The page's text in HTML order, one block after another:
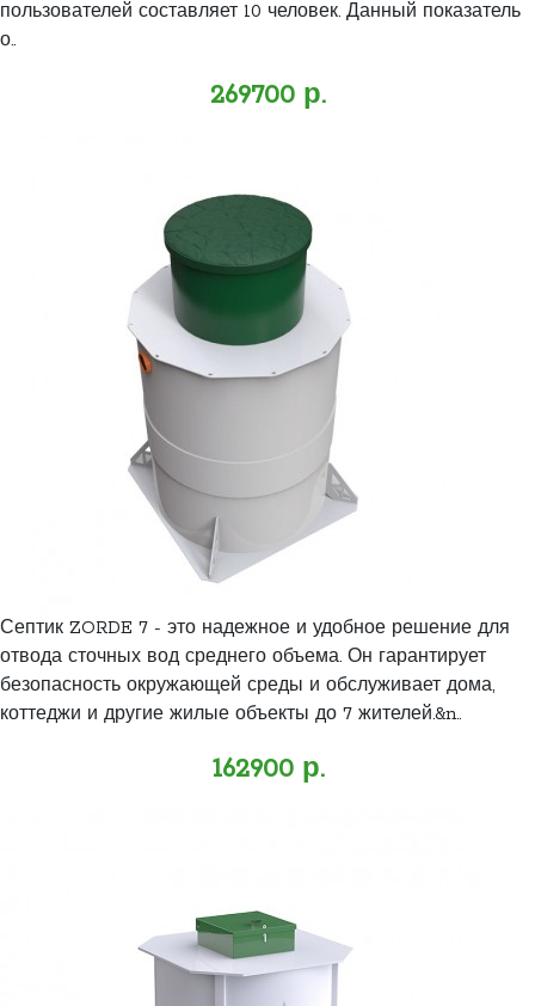
пользователей составляет 10 человек. Данный показатель
о..
269700 р.
Септик ZORDE 7 - это надежное и удобное решение для
отвода сточных вод среднего объема. Он гарантирует
безопасность окружающей среды и обслуживает дома,
коттеджи и другие жилые объекты до 7 жителей.&n..
162900 р.